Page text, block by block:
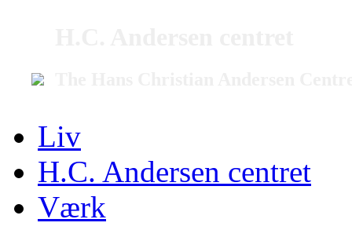
Liv
H.C. Andersen centret
Værk